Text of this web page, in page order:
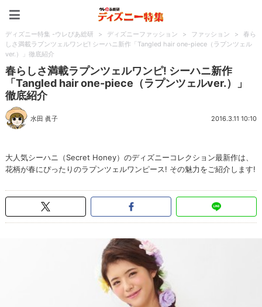
ディズニー特集 -ウレぴあ総研 > ディズニーファッション > ファッション >
春ら
しさ満載ラプンツェルワンピ! シーハニ新作「Tangled hair one-piece（ラプンツェル
ver.）」徹底紹介
春らしさ満載ラプンツェルワンピ! シーハニ新作
「Tangled hair one-piece（ラプンツェルver.）」
徹底紹介
水田 眞子 2016.3.11 10:10
大人気シーハニ（Secret Honey）のディズニーコレクション最新作は、
花柄が春にぴったりのラプンツェルワンピース! その魅力をご紹介します!